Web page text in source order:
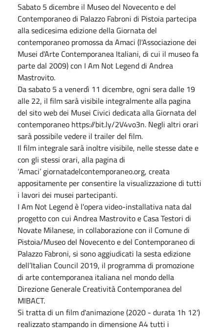
Sabato 5 dicembre il Museo del Novecento e del
Contemporaneo di Palazzo Fabroni di Pistoia partecipa
alla sedicesima edizione della Giornata del
contemporaneo promossa da Amaci (l'Associazione dei
Musei d'Arte Contemporanea Italiani, di cui il museo fa
parte dal 2009) con I Am Not Legend di Andrea
Mastrovito.
Da sabato 5 a venerdì 11 dicembre, ogni sera dalle 19
alle 22, il film sarà visibile integralmente alla pagina
del sito web dei Musei Civici dedicata alla Giornata del
contemporaneo https://bit.ly/2V4vo3n. Negli altri orari
sarà possibile vedere il trailer del film.
Il film integrale sarà inoltre visibile, nelle stesse date e
con gli stessi orari, alla pagina di
‘Amaci’ giornatadelcontemporaneo.org, creata
appositamente per consentire la visualizzazione di tutti
i lavori dei musei partecipanti.
I Am Not Legend è l'opera video-installativa nata dal
progetto con cui Andrea Mastrovito e Casa Testori di
Novate Milanese, in collaborazione con il Comune di
Pistoia/Museo del Novecento e del Contemporaneo di
Palazzo Fabroni, si sono aggiudicati la sesta edizione
dell’Italian Council 2019, il programma di promozione
di arte contemporanea italiana nel mondo della
Direzione Generale Creatività Contemporanea del
MIBACT.
Si tratta di un film d'animazione (2020 - durata 1h 12')
realizzato stampando in dimensione A4 tutti i